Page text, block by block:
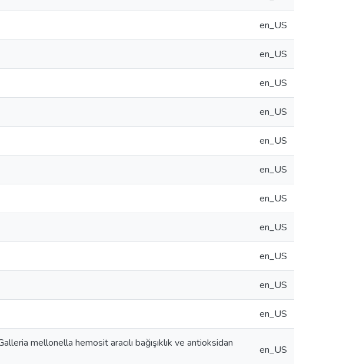
en_US
en_US
en_US
en_US
en_US
en_US
en_US
en_US
en_US
en_US
en_US
mellonella hemosit aracılı bağışıklık ve antioksidan
en_US